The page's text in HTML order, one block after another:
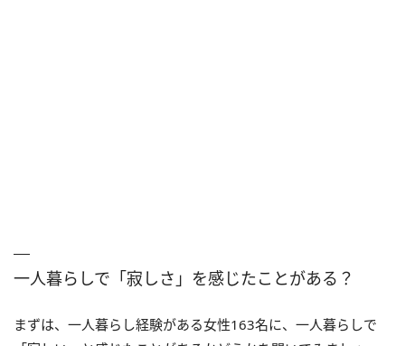
一人暮らしで「寂しさ」を感じたことがある？
まずは、一人暮らし経験がある女性163名に、一人暮らしで